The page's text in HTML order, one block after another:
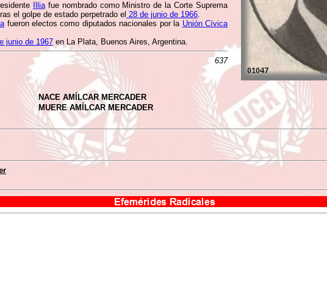
Illiafue nombrado como Ministro de la Corte Suprema
el golpe de estado perpetrado el 28 de junio de 1966.
fueron electos como diputados nacionales por la Unión Cívica
junio de 1967 en La Plata, Buenos Aires, Argentina.
637
NACE AMÍLCAR MERCADER
MUERE AMÍLCAR MERCADER